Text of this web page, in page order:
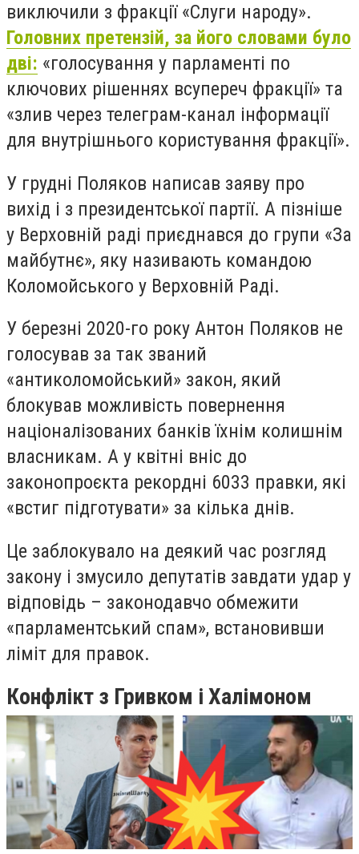
виключили з фракції «Слуги народу».
Головних претензій, за його словами було
дві: «голосування у парламенті по
ключових рішеннях всупереч фракції» та
«злив через телеграм-канал інформації
для внутрішнього користування фракції».
У грудні Поляков написав заяву про
вихід і з президентської партії. А пізніше
у Верховній раді приєднався до групи «За
майбутнє», яку називають командою
Коломойського у Верховній Раді.
У березні 2020-го року Антон Поляков не
голосував за так званий
«антиколомойський» закон, який
блокував можливість повернення
націоналізованих банків їхнім колишнім
власникам. А у квітні вніс до
законопроєкта рекордні 6033 правки, які
«встиг підготувати» за кілька днів.
Це заблокувало на деякий час розгляд
закону і змусило депутатів завдати удар у
відповідь – законодавчо обмежити
«парламентський спам», встановивши
ліміт для правок.
Конфлікт з Гривком і Халімоном